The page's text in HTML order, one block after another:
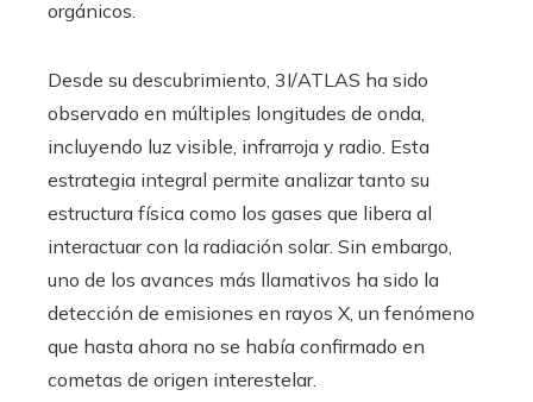
orgánicos.
Desde su descubrimiento, 3I/ATLAS ha sido
observado en múltiples longitudes de onda,
incluyendo luz visible, infrarroja y radio. Esta
estrategia integral permite analizar tanto su
estructura física como los gases que libera al
interactuar con la radiación solar. Sin embargo,
uno de los avances más llamativos ha sido la
detección de emisiones en rayos X, un fenómeno
que hasta ahora no se había confirmado en
cometas de origen interestelar.